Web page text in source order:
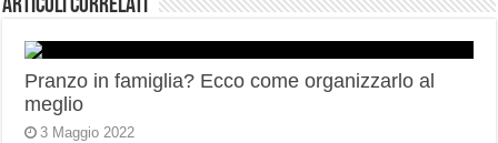
Articoli correlati
Pranzo in famiglia? Ecco come organizzarlo al
meglio
3 Maggio 2022